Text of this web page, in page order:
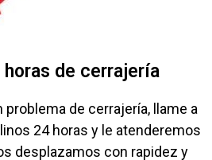
horas de cerrajería
problema de cerrajería, llame a
24 horas y le atenderemos
desplazamos con rapidez y